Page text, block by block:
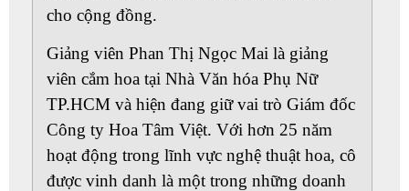
cho cộng đồng.
Giảng viên Phan Thị Ngọc Mai là giảng
viên cắm hoa tại Nhà Văn hóa Phụ Nữ
TP.HCM và hiện đang giữ vai trò Giám đốc
Công ty Hoa Tâm Việt. Với hơn 25 năm
hoạt động trong lĩnh vực nghệ thuật hoa, cô
được vinh danh là một trong những doanh